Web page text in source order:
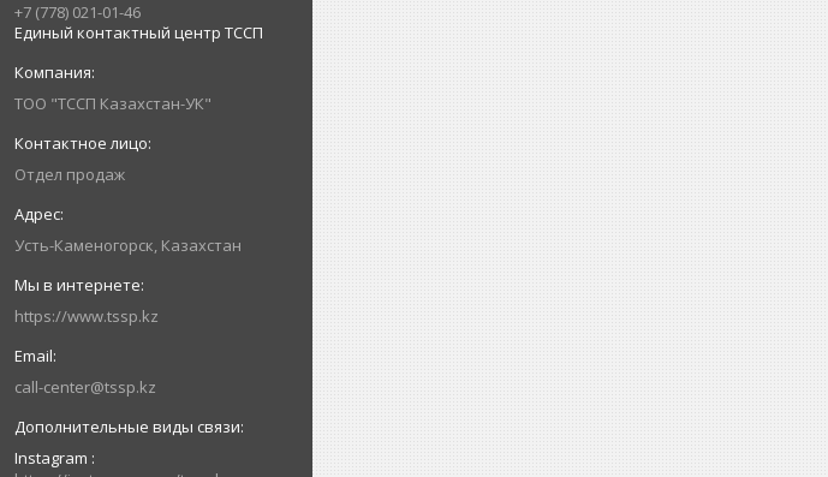
+7 (778) 021-01-46
Единый контактный центр ТССП
ТОО "ТССП Казахстан-УК"
Отдел продаж
Усть-Каменогорск, Казахстан
https://www.tssp.kz
call-center@tssp.kz
Instagram